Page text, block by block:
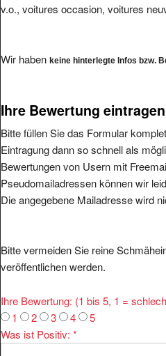
v.o., voitures occasion, voitures
Wir haben keine hinterlegte Infos bzw.
Ihre Bewertung
Bitte füllen Sie das Formular
Eintragung dann so schnell als
Bewertungen von Usern mit
Pseudomailadressen können wir
Die angegebene Mailadresse wird
Bitte vermeiden Sie reine
veröffentlichen werden.
Ihre Bewertung: (1 bis 5, 1 =
1
2 3 4
5
Was ist Positiv: *